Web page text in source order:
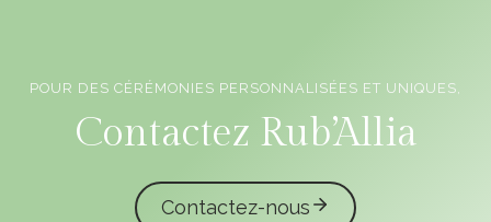
POUR DES CÉRÉMONIES PERSONNALISÉES ET UNIQUES,
Contactez Rub’Allia
Contactez-nous